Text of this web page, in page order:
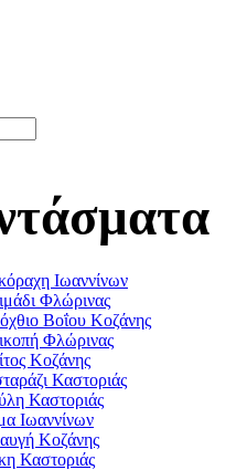
Ιωαννίνων
Φλώρινας
Βοΐου Κοζάνης
Φλώρινας
Κοζάνης
Καστοριάς
Καστοριάς
Ιωαννίνων
Κοζάνης
Καστοριάς